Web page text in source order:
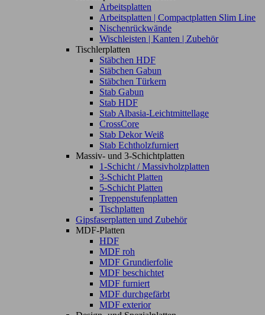
Arbeitsplatten
Arbeitsplatten | Compactplatten Slim Line
Nischenrückwände
Wischleisten | Kanten | Zubehör
Tischlerplatten
Stäbchen HDF
Stäbchen Gabun
Stäbchen Türkern
Stab Gabun
Stab HDF
Stab Albasia-Leichtmittellage
CrossCore
Stab Dekor Weiß
Stab Echtholzfurniert
Massiv- und 3-Schichtplatten
1-Schicht / Massivholzplatten
3-Schicht Platten
5-Schicht Platten
Treppenstufenplatten
Tischplatten
Gipsfaserplatten und Zubehör
MDF-Platten
HDF
MDF roh
MDF Grundierfolie
MDF beschichtet
MDF furniert
MDF durchgefärbt
MDF exterior